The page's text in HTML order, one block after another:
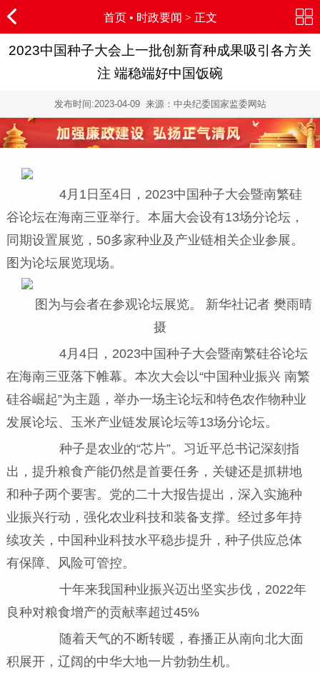
首页• 时政要闻 > 正文
2023中国种子大会上一批创新育种成果吸引各方关
注 端稳端好中国饭碗
发布时间:2023-04-09来源：中央纪委国家监委网站
4月1日至4日，2023中国种子大会暨南繁硅
谷论坛在海南三亚举行。本届大会设有13场分论坛，
同期设置展览，50多家种业及产业链相关企业参展。
图为论坛展览现场。
图为与会者在参观论坛展览。 新华社记者 樊雨晴
摄
4月4日，2023中国种子大会暨南繁硅谷论坛
在海南三亚落下帷幕。本次大会以“中国种业振兴 南繁
硅谷崛起”为主题，举办一场主论坛和特色农作物种业
发展论坛、玉米产业链发展论坛等13场分论坛。
种子是农业的“芯片”。习近平总书记深刻指
出，提升粮食产能仍然是首要任务，关键还是抓耕地
和种子两个要害。党的二十大报告提出，深入实施种
业振兴行动，强化农业科技和装备支撑。经过多年持
续攻关，中国种业科技水平稳步提升，种子供应总体
有保障、风险可管控。
十年来我国种业振兴迈出坚实步伐，2022年
良种对粮食增产的贡献率超过45%
随着天气的不断转暖，春播正从南向北大面
积展开，辽阔的中华大地一片勃勃生机。